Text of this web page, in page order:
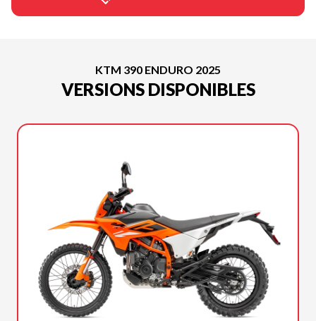
KTM 390 ENDURO 2025
VERSIONS DISPONIBLES